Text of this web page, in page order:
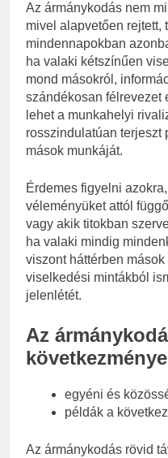
Az ármánykodás nem
mivel alapvetően rejtett,
mindennapokban
ha valaki kétszínűen
mond másokról,
szándékosan félrevezet
lehet a munkahelyi
rosszindulatúan terjeszt
mások munkáját.
Érdemes figyelni
véleményüket attól
vagy akik titokban
ha valaki mindig
viszont háttérben
viselkedési mintákból
jelenlétét.
Az
egyéni és
példák a
Az ármánykodás rövid